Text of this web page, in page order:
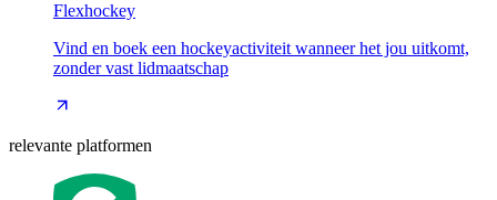
Flexhockey
Vind en boek een hockeyactiviteit wanneer het jou uitkomt,
zonder vast lidmaatschap
relevante platformen